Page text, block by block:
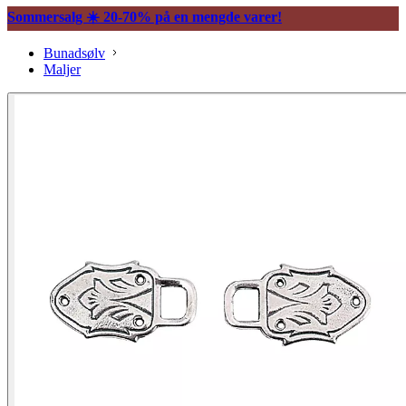
Sommersalg ☀️ 20-70% på en mengde varer!
Bunadsølv
Maljer